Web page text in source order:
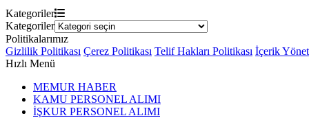
Kategoriler
Kategoriler
Politikalarımız
Gizlilik Politikası Çerez Politikası Telif Hakları Politikası İçerik
Hızlı Menü
MEMUR HABER
KAMU PERSONEL ALIMI
İŞKUR PERSONEL ALIMI